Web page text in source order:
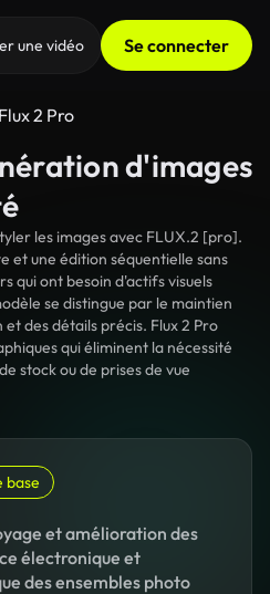
Se connecter
Flux 2 Pro
d'images
les images avec FLUX.2 [pro].
et une édition séquentielle sans
qui ont besoin d'actifs visuels
se distingue par le maintien
des détails précis. Flux 2 Pro
qui éliminent la nécessité
stock ou de prises de vue
base
et amélioration des
électronique et
des ensembles photo